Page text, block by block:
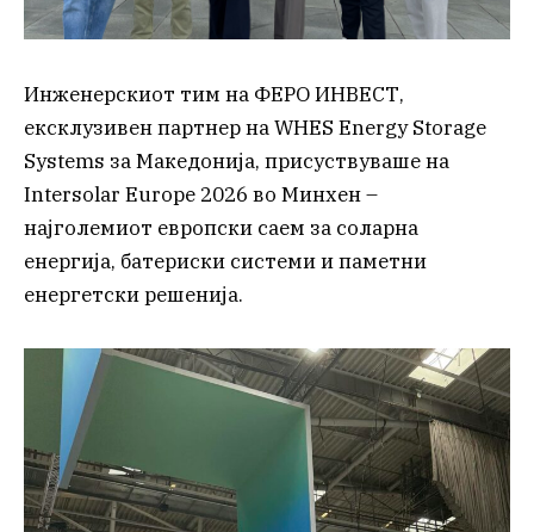
Инженерскиот тим на ФЕРО ИНВЕСТ,
ексклузивен партнер на WHES Energy Storage
Systems за Македонија, присуствуваше на
Intersolar Europe 2026 во Минхен –
најголемиот европски саем за соларна
енергија, батериски системи и паметни
енергетски решенија.